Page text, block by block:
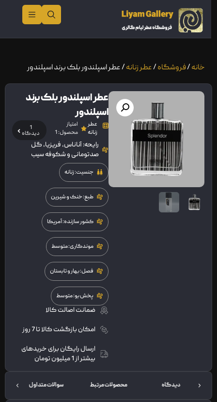
خانه/فروشگاه/عطر زنانه/ عطر اسپلندور بلک برند اسپلندور
عطر اسپلندور بلک برند
اسپلندور
عطر
زنانه
امتیاز
محصول: 1
دیدگاه
رایحه: آناناس، فریزیا، گل
صدتومانی و شکوفه سیب
جنسیت: زنانه
طبع: خنک و شیرین
کشور سازنده: آمریکا
موندگاری: متوسط
فصل: بهار و تابستان
پخش بو: متوسط
ضمانت اصالت کالا
امکان بازگشت کالا تا 7 روز
ارسال رایگان برای خریدهای
بیشتر از 1 میلیون تومان
دیدگاه محصولات مرتبط سوالات متداول